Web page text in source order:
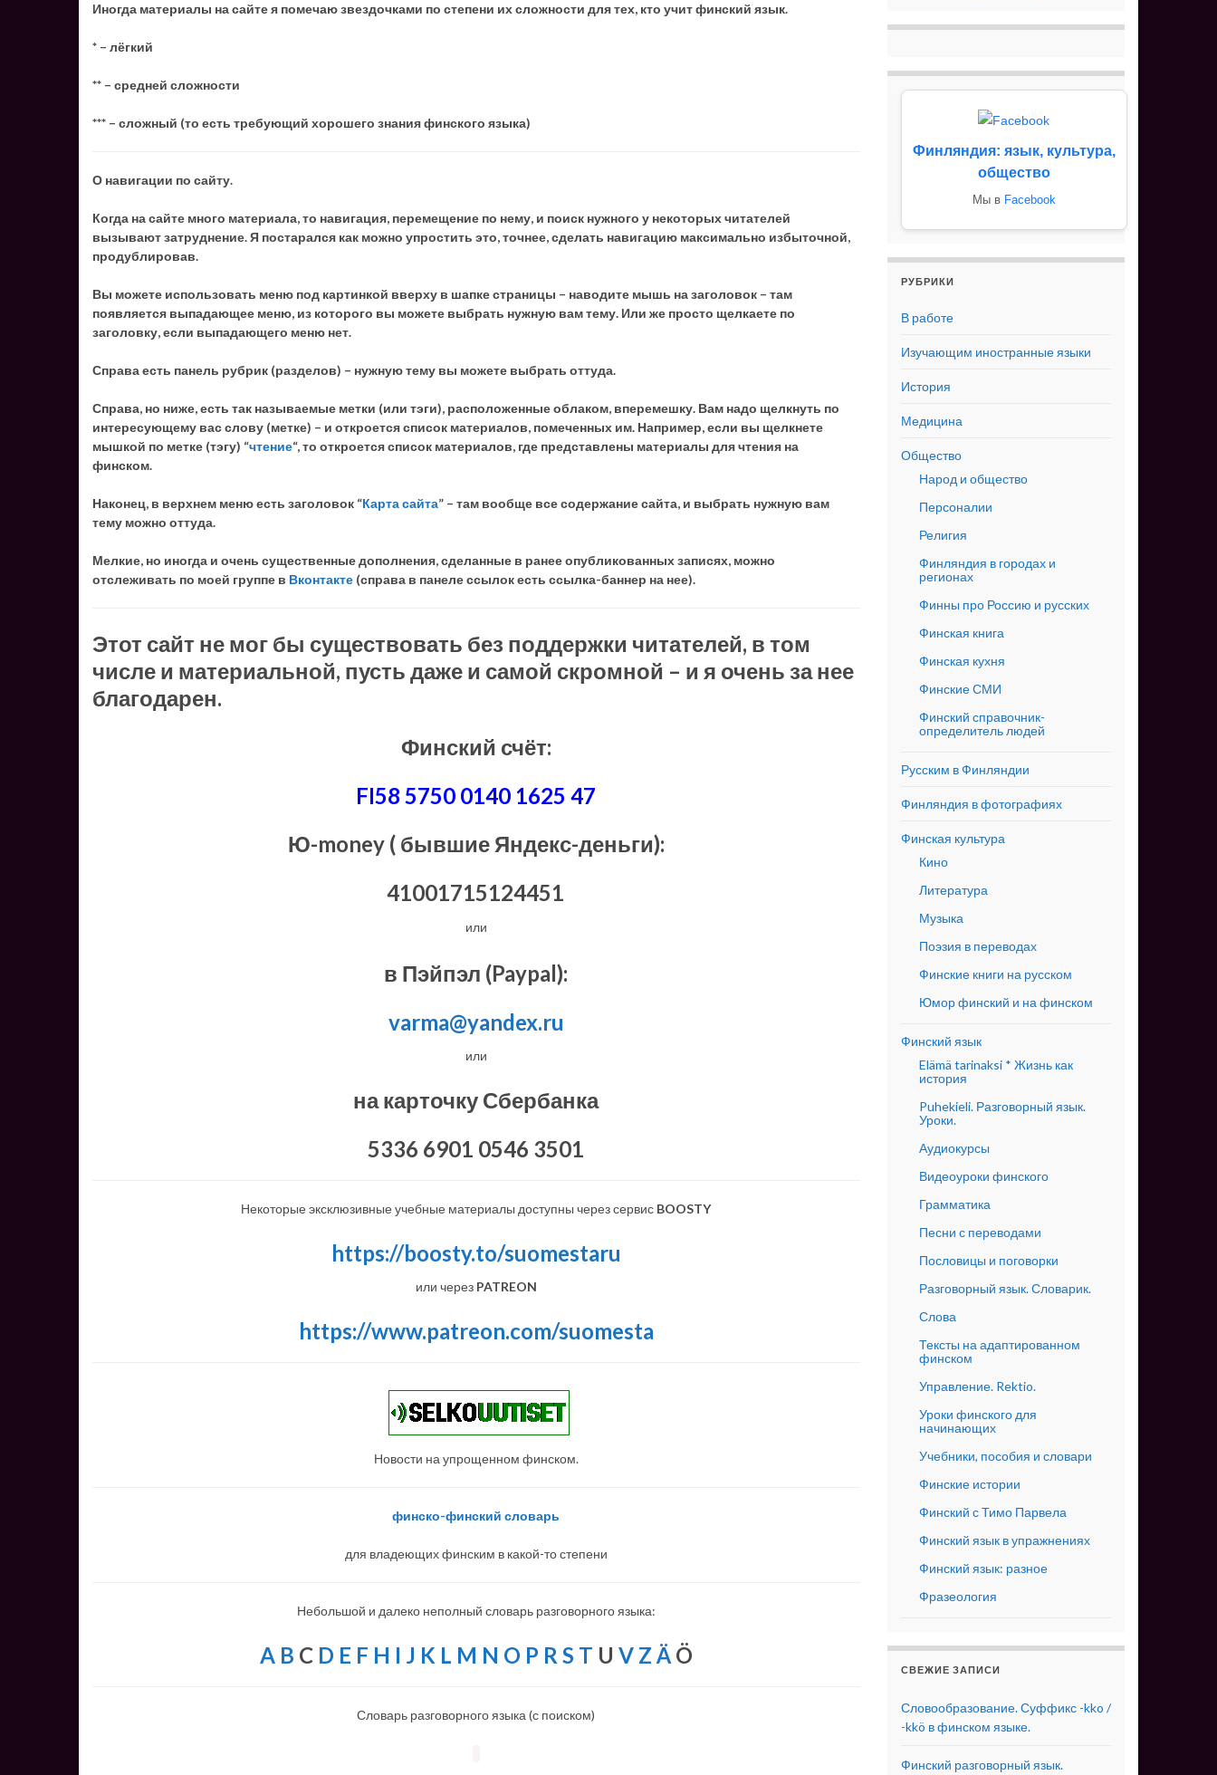
Иногда материалы на сайте я помечаю звездочками по степени их сложности для тех, кто учит финский язык.
* – лёгкий
** – средней сложности
*** – сложный (то есть требующий хорошего знания финского языка)
О навигации по сайту.
Когда на сайте много материала, то навигация, перемещение по нему, и поиск нужного у некоторых читателей
вызывают затруднение. Я постарался как можно упростить это, точнее, сделать навигацию максимально избыточной,
продублировав.
Вы можете использовать меню под картинкой вверху в шапке страницы – наводите мышь на заголовок – там
появляется выпадающее меню, из которого вы можете выбрать нужную вам тему. Или же просто щелкаете по
заголовку, если выпадающего меню нет.
Справа есть панель рубрик (разделов) – нужную тему вы можете выбрать оттуда.
Справа, но ниже, есть так называемые метки (или тэги), расположенные облаком, вперемешку. Вам надо щелкнуть по
интересующему вас слову (метке) – и откроется список материалов, помеченных им. Например, если вы щелкнете
мышкой по метке (тэгу) “чтение“, то откроется список материалов, где представлены материалы для чтения на
финском.
Наконец, в верхнем меню есть заголовок “Карта сайта” – там вообще все содержание сайта, и выбрать нужную вам
тему можно оттуда.
Мелкие, но иногда и очень существенные дополнения, сделанные в ранее опубликованных записях, можно
отслеживать по моей группе в Вконтакте (справа в панеле ссылок есть ссылка-баннер на нее).
Этот сайт не мог бы существовать без поддержки читателей, в том
числе и материальной, пусть даже и самой скромной – и я очень за нее
благодарен.
Финский счёт:
FI58 5750 0140 1625 47
Ю-money ( бывшие Яндекс-деньги):
41001715124451
или
в Пэйпэл (Paypal):
varma@yandex.ru
или
на карточку Сбербанка
5336 6901 0546 3501
Некоторые эксклюзивные учебные материалы доступны через сервис BOOSTY
https://boosty.to/suomestaru
или через PATREON
https://www.patreon.com/suomesta
Новости на упрощенном финском.
финско-финский словарь
для владеющих финским в какой-то степени
Небольшой и далеко неполный словарь разговорного языка:
A B C D E F H I J K L M N O P R S T U V Z Ä Ö
Словарь разговорного языка (с поиском)
Финляндия: язык, культура,
общество
Мы в Facebook
РУБРИКИ
В работе
Изучающим иностранные языки
История
Медицина
Общество
Народ и общество
Персоналии
Религия
Финляндия в городах и
регионах
Финны про Россию и русских
Финская книга
Финская кухня
Финские СМИ
Финский справочник-
определитель людей
Русским в Финляндии
Финляндия в фотографиях
Финская культура
Кино
Литература
Музыка
Поэзия в переводах
Финские книги на русском
Юмор финский и на финском
Финский язык
Elämä tarinaksi * Жизнь как
история
Puhekieli. Разговорный язык.
Уроки.
Аудиокурсы
Видеоуроки финского
Грамматика
Песни с переводами
Пословицы и поговорки
Разговорный язык. Словарик.
Слова
Тексты на адаптированном
финском
Управление. Rektio.
Уроки финского для
начинающих
Учебники, пособия и словари
Финские истории
Финский с Тимо Парвела
Финский язык в упражнениях
Финский язык: разное
Фразеология
СВЕЖИЕ ЗАПИСИ
Словообразование. Суффикс -kko /
-kkö в финском языке.
Финский разговорный язык.